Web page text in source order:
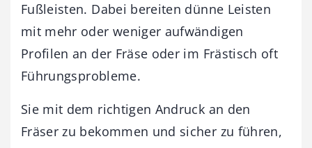
Fußleisten. Dabei bereiten dünne Leisten
mit mehr oder weniger aufwändigen
Profilen an der Fräse oder im Frästisch oft
Führungsprobleme.
Sie mit dem richtigen Andruck an den
Fräser zu bekommen und sicher zu führen,